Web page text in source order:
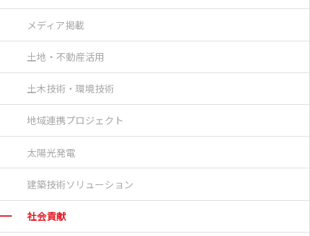
メディア掲載
土地・不動産活用
土木技術・環境技術
地域連携プロジェクト
太陽光発電
建築技術ソリューション
社会貢献